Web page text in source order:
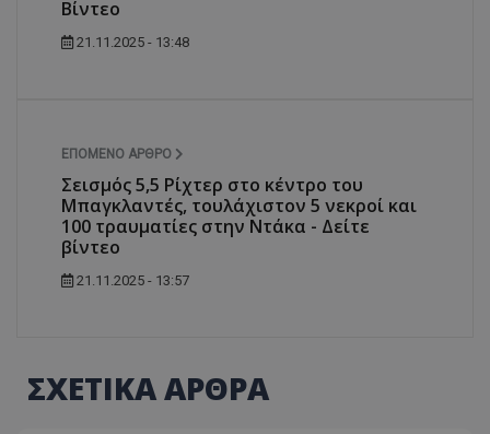
Βίντεο
21.11.2025 - 13:48
ΕΠΌΜΕΝΟ ΆΡΘΡΟ
Σεισμός 5,5 Ρίχτερ στο κέντρο του
Μπαγκλαντές, τουλάχιστον 5 νεκροί και
100 τραυματίες στην Ντάκα - Δείτε
βίντεο
21.11.2025 - 13:57
ΣΧΕΤΙΚΑ ΑΡΘΡΑ